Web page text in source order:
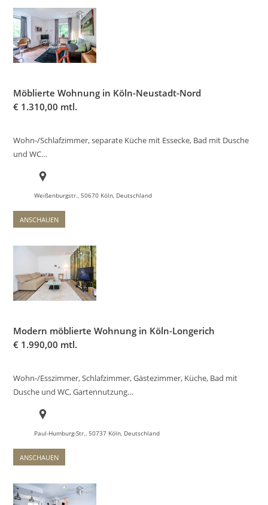
Möblierte Wohnung in Köln-Neustadt-Nord
€ 1.310,00 mtl.
Wohn-/Schlafzimmer, separate Küche mit Essecke, Bad mit Dusche
und WC…
Weißenburgstr., 50670 Köln, Deutschland
ANSCHAUEN
Modern möblierte Wohnung in Köln-Longerich
€ 1.990,00 mtl.
Wohn-/Esszimmer, Schlafzimmer, Gästezimmer, Küche, Bad mit
Dusche und WC, Gartennutzung…
Paul-Humburg-Str., 50737 Köln, Deutschland
ANSCHAUEN